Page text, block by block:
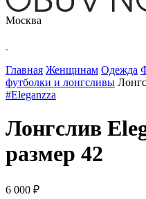
Москва
Главная Женщинам Одежда
футболки и лонгсливы
#Eleganzza
Лонгслив
размер 42
6 000 ₽